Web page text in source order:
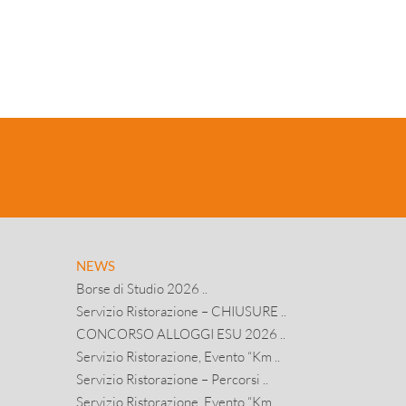
NEWS
Borse di Studio 2026 ..
Servizio Ristorazione – CHIUSURE ..
CONCORSO ALLOGGI ESU 2026 ..
Servizio Ristorazione, Evento “Km ..
Servizio Ristorazione – Percorsi ..
Servizio Ristorazione, Evento “Km ..